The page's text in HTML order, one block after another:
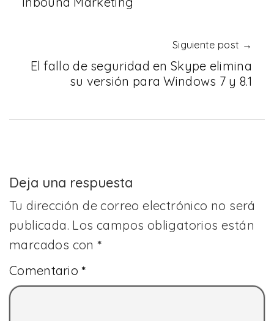
Siguiente post →
El fallo de seguridad en Skype elimina
su versión para Windows 7 y 8.1
Deja una respuesta
Tu dirección de correo electrónico no será
publicada. Los campos obligatorios están
marcados con*
Comentario*